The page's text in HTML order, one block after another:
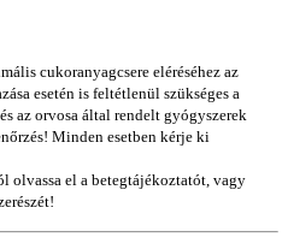
cukoranyagcsere eléréséhez az
esetén is feltétlenül szükséges a
az orvosa által rendelt gyógyszerek
Minden esetben kérje ki
olvassa el a betegtájékoztatót, vagy